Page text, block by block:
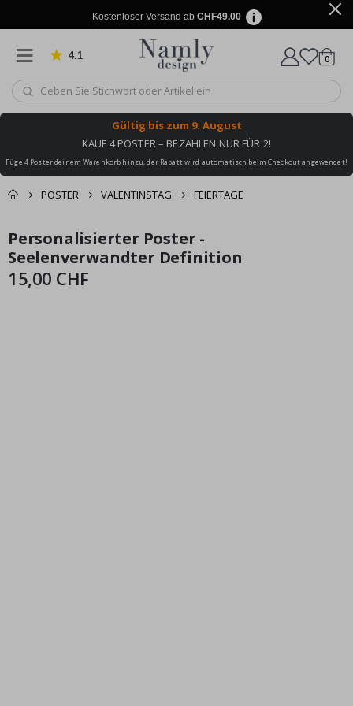
Kostenloser Versand ab CHF49.00
4.1 von 1029 Bewertungen
Wagen
0
Gültig bis zum 9. August
KAUF 4 POSTER – BEZAHLEN NUR FÜR 2!
Füge 4 Poster deinem Warenkorb hinzu, der Rabatt wird automatisch beim Checkout angewendet!
POSTER VALENTINSTAG FEIERTAGE
Zusammen gekaufte
Produkte
Zum
Ende
der
Bildgalerie
Zum
Anfang
der
Bildgalerie
Personalisierter Poster -
Seelenverwandter Definition
15,00 CHF